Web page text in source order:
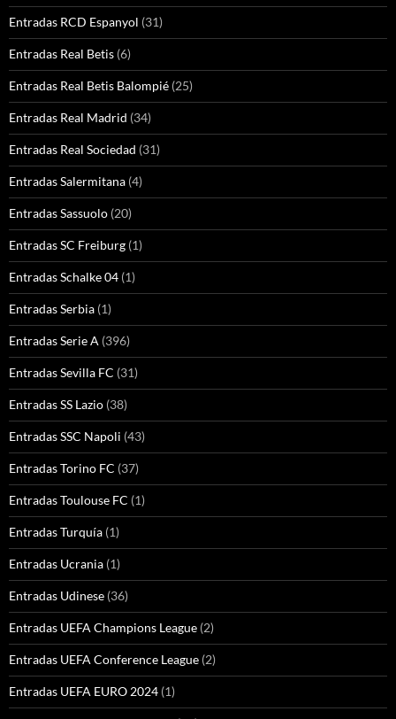
Entradas RCD Espanyol (31)
Entradas Real Betis (6)
Entradas Real Betis Balompié (25)
Entradas Real Madrid (34)
Entradas Real Sociedad (31)
Entradas Salermitana (4)
Entradas Sassuolo (20)
Entradas SC Freiburg (1)
Entradas Schalke 04 (1)
Entradas Serbia (1)
Entradas Serie A (396)
Entradas Sevilla FC (31)
Entradas SS Lazio (38)
Entradas SSC Napoli (43)
Entradas Torino FC (37)
Entradas Toulouse FC (1)
Entradas Turquía (1)
Entradas Ucrania (1)
Entradas Udinese (36)
Entradas UEFA Champions League (2)
Entradas UEFA Conference League (2)
Entradas UEFA EURO 2024 (1)